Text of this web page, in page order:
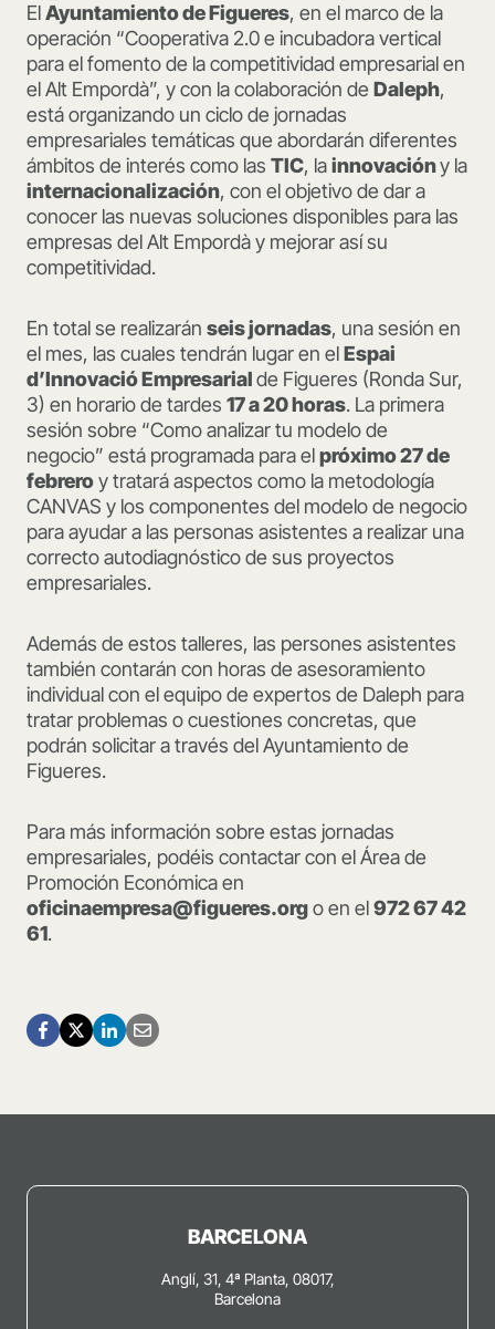
ElAyuntamiento de Figueres, en el marco de la
operación “Cooperativa 2.0 e incubadora vertical
para el fomento de la competitividad empresarial en
el Alt Empordà”, y con la colaboración de Daleph,
está organizando un ciclo de jornadas
empresariales temáticas que abordarán diferentes
ámbitos de interés como las TIC, lainnovacióny la
internacionalización, con el objetivo de dar a
conocer las nuevas soluciones disponibles para las
empresas del Alt Empordà y mejorar así su
competitividad.
En total se realizarán seis jornadas, una sesión en
el mes, las cuales tendrán lugar en elEspai
d’Innovació Empresarialde Figueres (Ronda Sur,
3) en horario de tardes 17 a 20 horas. La primera
sesión sobre “Como analizar tu modelo de
negocio” está programada para elpróximo 27 de
febreroy tratará aspectos como la metodología
CANVAS y los componentes del modelo de negocio
para ayudar a las personas asistentes a realizar una
correcto autodiagnóstico de sus proyectos
empresariales.
Además de estos talleres, las persones asistentes
también contarán con horas de asesoramiento
individual con el equipo de expertos de Daleph para
tratar problemas o cuestiones concretas, que
podrán solicitar a través del Ayuntamiento de
Figueres.
Para más información sobre estas jornadas
empresariales, podéis contactar con el Área de
Promoción Económica en
oficinaempresa@figueres.orgo en el972 67 42
61.
BARCELONA
Anglí, 31, 4ª Planta, 08017,
Barcelona